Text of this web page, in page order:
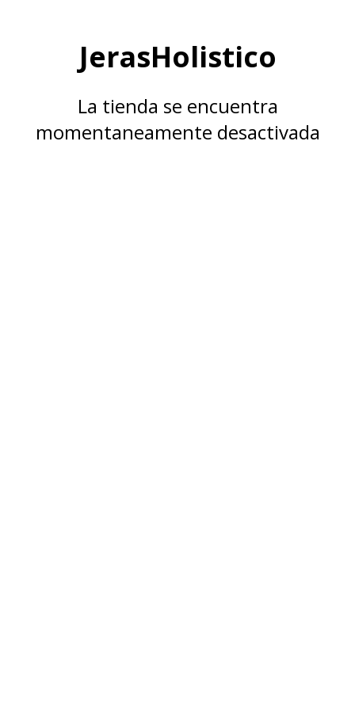
JerasHolistico
La tienda se encuentra
momentaneamente desactivada